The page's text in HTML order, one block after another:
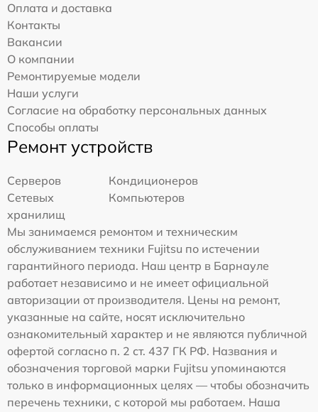
Оплата и доставка
Контакты
Вакансии
О компании
Ремонтируемые модели
Наши услуги
Согласие на обработку персональных данных
Способы оплаты
Ремонт устройств
Серверов
Кондиционеров
Сетевых
хранилищ
Компьютеров
Мы занимаемся ремонтом и техническим
обслуживанием техники Fujitsu по истечении
гарантийного периода. Наш центр в Барнауле
работает независимо и не имеет официальной
авторизации от производителя. Цены на ремонт,
указанные на сайте, носят исключительно
ознакомительный характер и не являются публичной
офертой согласно п. 2 ст. 437 ГК РФ. Названия и
обозначения торговой марки Fujitsu упоминаются
только в информационных целях — чтобы обозначить
перечень техники, с которой мы работаем. Наша